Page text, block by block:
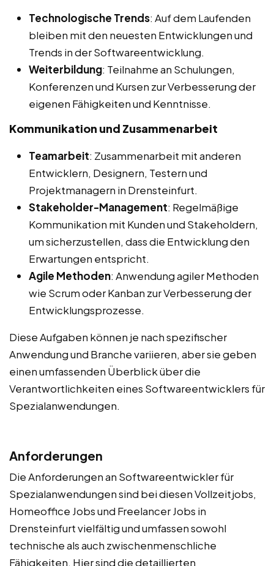
Technologische Trends: Auf dem Laufenden
bleiben mit den neuesten Entwicklungen und
Trends in der Softwareentwicklung.
Weiterbildung: Teilnahme an Schulungen,
Konferenzen und Kursen zur Verbesserung der
eigenen Fähigkeiten und Kenntnisse.
Kommunikation und Zusammenarbeit
Teamarbeit: Zusammenarbeit mit anderen
Entwicklern, Designern, Testern und
Projektmanagern in Drensteinfurt.
Stakeholder-Management: Regelmäßige
Kommunikation mit Kunden und Stakeholdern,
um sicherzustellen, dass die Entwicklung den
Erwartungen entspricht.
Agile Methoden: Anwendung agiler Methoden
wie Scrum oder Kanban zur Verbesserung der
Entwicklungsprozesse.
Diese Aufgaben können je nach spezifischer
Anwendung und Branche variieren, aber sie geben
einen umfassenden Überblick über die
Verantwortlichkeiten eines Softwareentwicklers für
Spezialanwendungen.
Anforderungen
Die Anforderungen an Softwareentwickler für
Spezialanwendungen sind bei diesen Vollzeitjobs,
Homeoffice Jobs und Freelancer Jobs in
Drensteinfurt vielfältig und umfassen sowohl
technische als auch zwischenmenschliche
Fähigkeiten. Hier sind die detaillierten